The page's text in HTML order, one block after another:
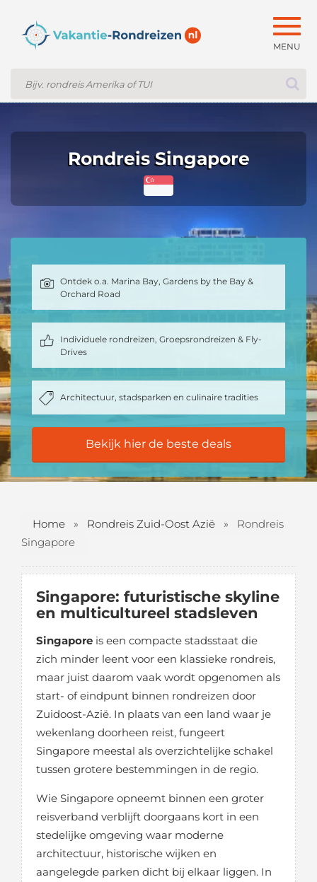
Rondreis Singapore
Ontdek o.a. Marina Bay, Gardens by the Bay &
Orchard Road
Individuele rondreizen, Groepsrondreizen & Fly-
Drives
Architectuur, stadsparken en culinaire tradities
Bekijk hier de beste deals
Home » Rondreis Zuid-Oost Azië »
Rondreis
Singapore
Singapore: futuristische skyline
en multicultureel stadsleven
Singapore is een compacte stadsstaat die
zich minder leent voor een klassieke rondreis,
maar juist daarom vaak wordt opgenomen als
start- of eindpunt binnen rondreizen door
Zuidoost-Azië. In plaats van een land waar je
wekenlang doorheen reist, fungeert
Singapore meestal als overzichtelijke schakel
tussen grotere bestemmingen in de regio.
Wie Singapore opneemt binnen een groter
reisverband verblijft doorgaans kort in een
stedelijke omgeving waar moderne
architectuur, historische wijken en
aangelegde parken dicht bij elkaar liggen. In